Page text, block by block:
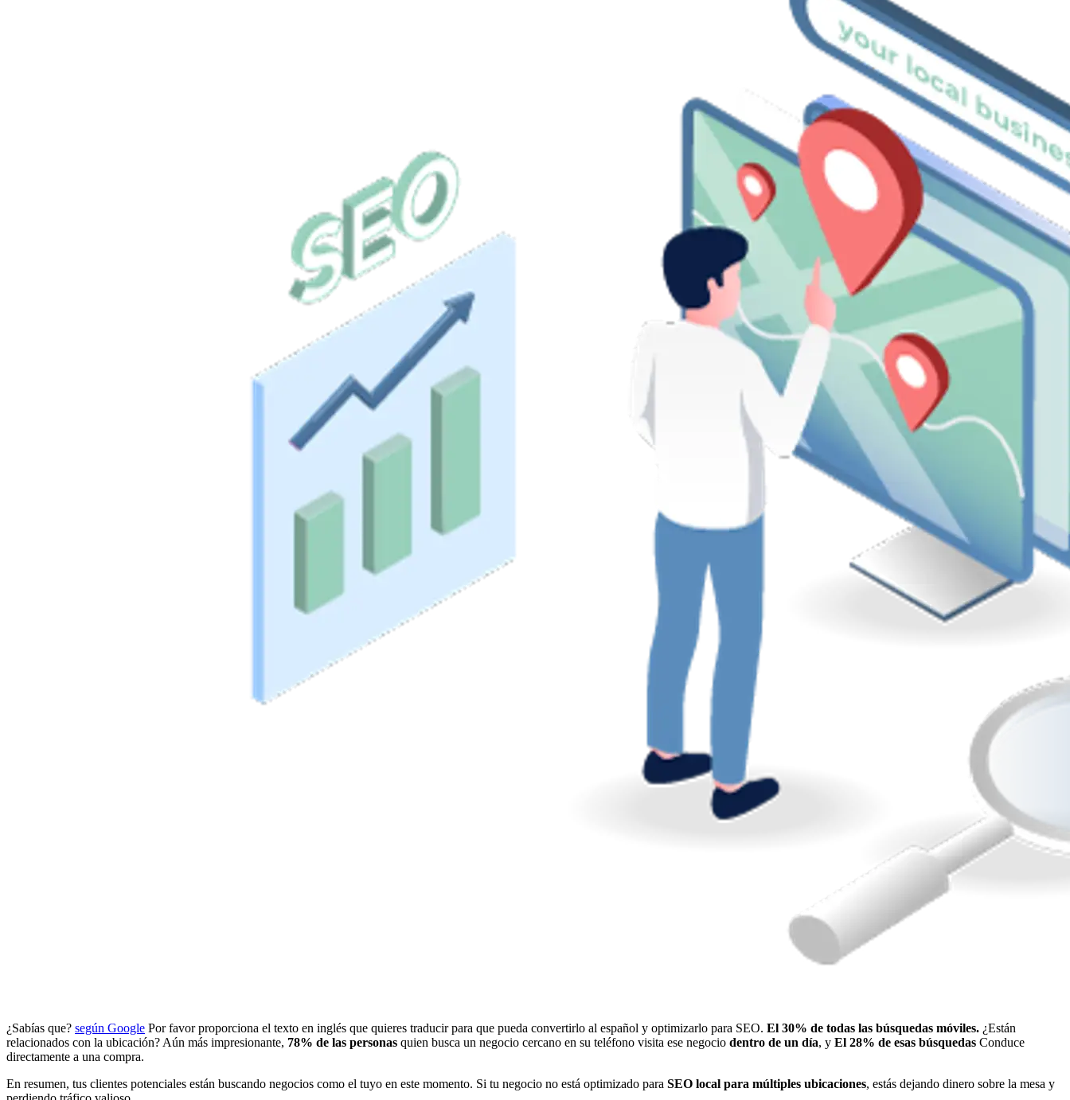
¿Sabías que? según Google Por favor proporciona el texto en inglés que quieres traducir para que pueda convertirlo al español y optimizarlo para SEO. El 30% de todas las búsquedas móviles. ¿Están
relacionados con la ubicación? Aún más impresionante, 78% de las personas quien busca un negocio cercano en su teléfono visita ese negocio dentro de un día, y El 28% de esas búsquedas Conduce
directamente a una compra.
En resumen, tus clientes potenciales están buscando negocios como el tuyo en este momento. Si tu negocio no está optimizado para SEO local para múltiples ubicaciones, estás dejando dinero sobre la mesa y